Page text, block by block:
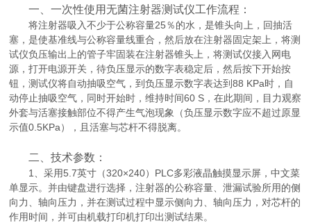
一、一次性使用无菌注射器测试仪工作流程：
将注射器吸入不少于公称容量25％的水，是锥头向上，回抽活
塞，是使基准线与公称容量线重合，然后放在注射器固定架上，将测
试仪负压输出上的管子牢固装在注射器锥头上，将测试仪接入网电
源，打开电源开关，待负压显示的数字表稳定后，然后按下开始按
钮，测试仪将自动抽吸空气，到负压显示数字表达到88 KPa时，自
动停止抽吸空气，同时开始时，维持时间60 S，在此期间，目力观察
外套与活塞接触部位不得产生气泡现象（负压显示数字应不超过原显
示值0.5KPa），且活塞与芯杆不得脱离。
二、技术参数：
1、采用5.7英寸（320×240）PLC多彩液晶触摸显示屏，中文菜
单显示。并由键盘进行选择，注射器的公称容量、泄漏试验所用的侧
向力、轴向压力，并在测试过程中显示侧向力、轴向压力，对芯杆的
作用时间，并可由机载打印机打印出测试结果。